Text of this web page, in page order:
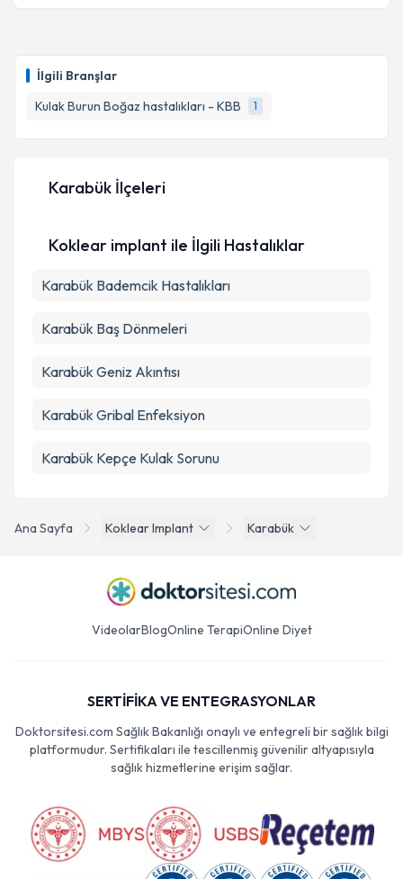
İlgili Branşlar
Kulak Burun Boğaz hastalıkları - KBB
1
takvim hazırlandığında e-posta ile bilgilendireceğiz.
kapsamda işlenmesini kabul ediyorum.
Ana Sayfa Koklear Implant Karabük
Karabük İlçeleri
Koklear implant ile İlgili Hastalıklar
Karabük Bademcik Hastalıkları
Karabük Baş Dönmeleri
Karabük Geniz Akıntısı
Karabük Gribal Enfeksiyon
Karabük Kepçe Kulak Sorunu
VideolarBlogOnline TerapiOnline Diyet
SERTİFİKA VE ENTEGRASYONLAR
Doktorsitesi.com Sağlık Bakanlığı onaylı ve entegreli bir sağlık bilgi
platformudur. Sertifikaları ile tescillenmiş güvenilir altyapısıyla
sağlık hizmetlerine erişim sağlar.